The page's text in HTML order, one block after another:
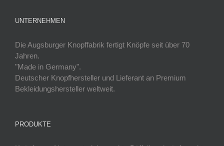
UNTERNEHMEN
Die Augsburger Knopffabrik fertigt Knöpfe seit über 70
Jahren.
"Made in Germany".
Deutscher Knopfhersteller und Lieferant an Premium
Bekleidungshersteller weltweit.
PRODUKTE